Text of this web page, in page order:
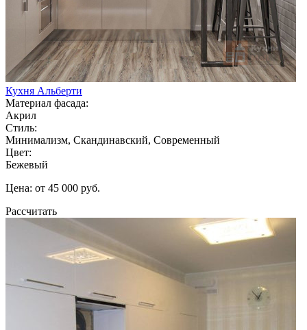
Кухня Альберти
Материал фасада:
Акрил
Стиль:
Минимализм, Скандинавский, Современный
Цвет:
Бежевый
Цена: от 45 000 руб.
Рассчитать